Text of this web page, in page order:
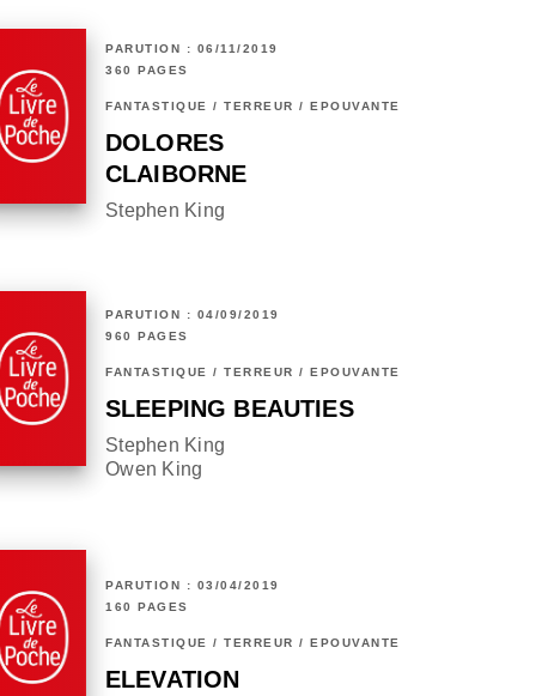
PARUTION : 06/11/2019
360 PAGES
FANTASTIQUE / TERREUR / EPOUVANTE
DOLORES
CLAIBORNE
Stephen King
PARUTION : 04/09/2019
960 PAGES
FANTASTIQUE / TERREUR / EPOUVANTE
SLEEPING BEAUTIES
Stephen King
Owen King
PARUTION : 03/04/2019
160 PAGES
FANTASTIQUE / TERREUR / EPOUVANTE
ELEVATION